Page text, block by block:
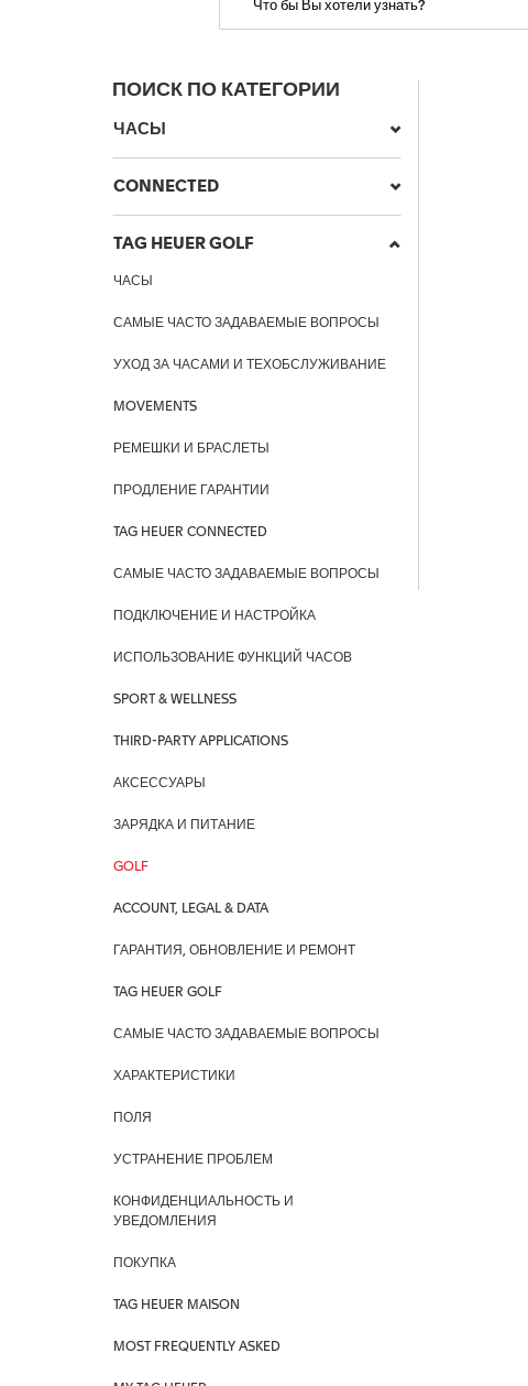
ПОИСК ПО КАТЕГОРИИ
ЧАСЫ
CONNECTED
TAG HEUER GOLF
ЧАСЫ
САМЫЕ ЧАСТО ЗАДАВАЕМЫЕ ВОПРОСЫ
УХОД ЗА ЧАСАМИ И ТЕХОБСЛУЖИВАНИЕ
MOVEMENTS
РЕМЕШКИ И БРАСЛЕТЫ
ПРОДЛЕНИЕ ГАРАНТИИ
TAG HEUER CONNECTED
САМЫЕ ЧАСТО ЗАДАВАЕМЫЕ ВОПРОСЫ
ПОДКЛЮЧЕНИЕ И НАСТРОЙКА
ИСПОЛЬЗОВАНИЕ ФУНКЦИЙ ЧАСОВ
SPORT & WELLNESS
THIRD-PARTY APPLICATIONS
АКСЕССУАРЫ
ЗАРЯДКА И ПИТАНИЕ
GOLF
ACCOUNT, LEGAL & DATA
ГАРАНТИЯ, ОБНОВЛЕНИЕ И РЕМОНТ
TAG HEUER GOLF
САМЫЕ ЧАСТО ЗАДАВАЕМЫЕ ВОПРОСЫ
ХАРАКТЕРИСТИКИ
ПОЛЯ
УСТРАНЕНИЕ ПРОБЛЕМ
КОНФИДЕНЦИАЛЬНОСТЬ И
УВЕДОМЛЕНИЯ
ПОКУПКА
TAG HEUER MAISON
MOST FREQUENTLY ASKED